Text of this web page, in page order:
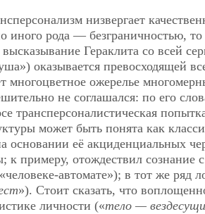
низвергает
иного рода — безграничностью, то
Гераклита со всей
оказывается превосходящей
многоцветное ожерелье
не соглашался: по его
трансперсоналистическая
может быть понята как
основании её акциденциальных
примеру, отождествил сознание
автомате»); в тот же ряд
»). Стоит сказать, что
личности («тело —